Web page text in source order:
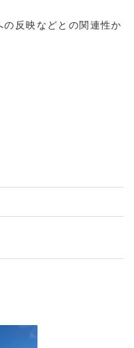
反映などとの関連性か